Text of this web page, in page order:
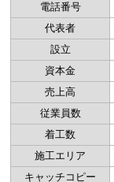
電話番号
代表者
設立
資本金
売上高
従業員数
着工数
施工エリア
キャッチコピー